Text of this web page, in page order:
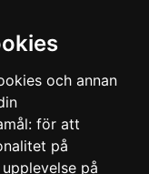
och annan
för att
på
på